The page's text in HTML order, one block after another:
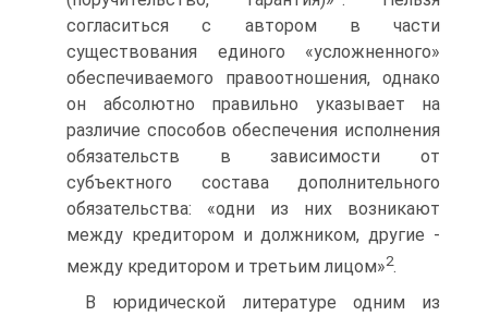
согласиться с автором в части
существования единого «усложненного»
обеспечиваемого правоотношения, однако
он абсолютно правильно указывает на
различие способов обеспечения исполнения
обязательств в зависимости от
субъектного состава дополнительного
обязательства: «одни из них возникают
между кредитором и должником, другие -
между кредитором и третьим лицом»2.
В юридической литературе одним из